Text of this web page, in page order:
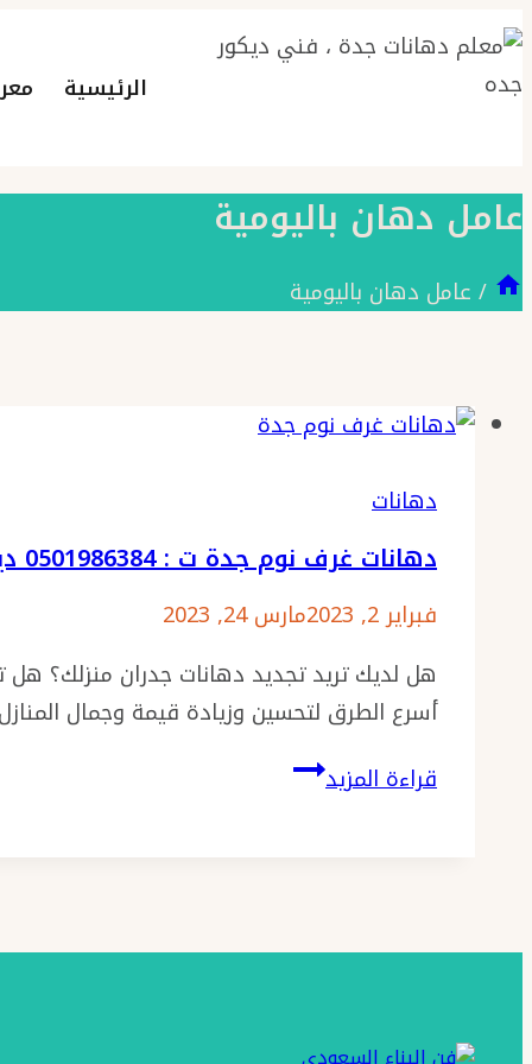
التجاوز
إلى
المحتوى
الرئيسية
عامل دهان باليومية
/ عامل دهان باليومية
دهانات
دهانات غرف نوم جدة ت : 0501986384 ديكورات دهان جدران – دهان ممتاز بجده – عامل دهان بجدة
فبراير 2, 2023
مارس 24, 2023
هل لديك تريد تجديد دهانات جدران منزلك؟
أسرع الطرق لتحسين وزيادة قيمة وجمال
قراءة المزيددهانات
: